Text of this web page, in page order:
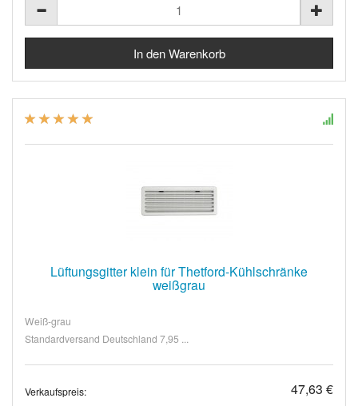
Lüftungsgitter klein für Thetford-Kühlschränke
weißgrau
Weiß-grau
Standardversand Deutschland 7,95 ...
Verkaufspreis: 47,63 €